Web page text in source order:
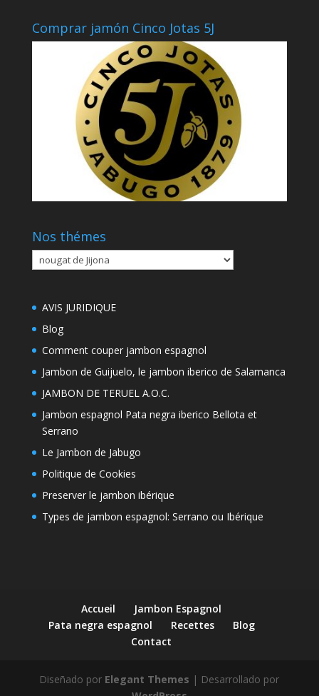
Comprar jamón Cinco Jotas 5J
Nos thémes
Nos
thémes
AVIS JURIDIQUE
Blog
Comment couper jambon espagnol
Jambon de Guijuelo, le jambon iberico de Salamanca
JAMBON DE TERUEL A.O.C.
Jambon espagnol Pata negra iberico Bellota et
Serrano
Le Jambon de Jabugo
Politique de Cookies
Preserver le jambon ibérique
Types de jambon espagnol: Serrano ou Ibérique
Accueil
Jambon Espagnol
Pata negra espagnol
Recettes
Blog
Contact
Diseñado por Elegant Themes | Desarrollado por